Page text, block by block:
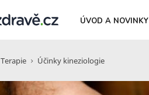
ÚVOD A NOVINKY
Terapie Účinky kineziologie